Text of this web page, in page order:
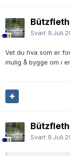
Bützfleth
Svart
Vet du hva som er
mulig å bygge om i
Bützfleth
Svart